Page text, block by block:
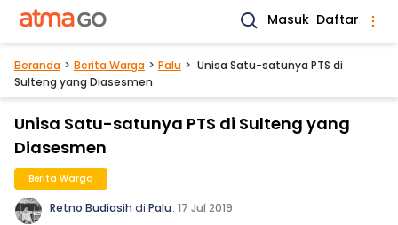
Masuk Daftar
Beranda Berita Warga Palu
Unisa Satu-satunya PTS di
Sulteng yang Diasesmen
Unisa Satu-satunya PTS di Sulteng yang
Diasesmen
Berita Warga
Retno Budiasih di Palu. 17 Jul 2019